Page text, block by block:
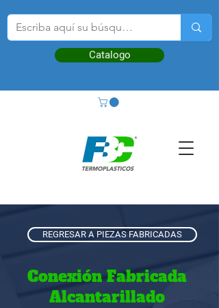
Catalogo
REGRESAR A PIEZAS FABRICADAS
Conexión Fabricada
Alcantarillado